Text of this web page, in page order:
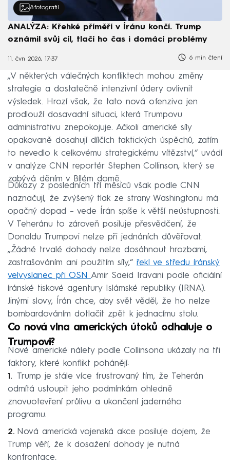
8 fotografií
ANALÝZA: Křehké příměří v Íránu končí. Trump
oznámil svůj cíl, tlačí ho čas i domácí problémy
11. čvn 2026, 17:37 6 min čtení
„V některých válečných konfliktech mohou změny
strategie a dostatečně intenzivní údery ovlivnit
výsledek. Hrozí však, že tato nová ofenziva jen
prodlouží dosavadní situaci, která Trumpovu
administrativu znepokojuje. Ačkoli americké síly
opakovaně dosahují dílčích taktických úspěchů, zatím
to nevedlo k celkovému strategickému vítězství,“ uvádí
v analýze CNN reportér Stephen Collinson, který se
zabývá děním v Bílém domě.
Důkazy z posledních tří měsíců však podle CNN
naznačují, že zvýšený tlak ze strany Washingtonu má
opačný dopad – vede Írán spíše k větší neústupnosti.
V Teheránu to zároveň posiluje přesvědčení, že
Donaldu Trumpovi nelze při jednáních důvěřovat.
„Žádné trvalé dohody nelze dosáhnout hrozbami,
zastrašováním ani použitím síly,“ řekl ve středu íránský
velvyslanec při OSN Amir Saeid Iravani podle oficiální
íránské tiskové agentury Islámské republiky (IRNA).
Jinými slovy, Írán chce, aby svět věděl, že ho nelze
bombardováním dotlačit zpět k jednacímu stolu.
Co nová vlna amerických útoků odhaluje o
Trumpovi?
Nové americké nálety podle Collinsona ukázaly na tři
faktory, které konflikt pohánějí:
Trump je stále více frustrovaný tím, že Teherán
odmítá ustoupit jeho podmínkám ohledně
znovuotevření průlivu a ukončení jaderného
programu.
Nová americká vojenská akce posiluje dojem, že
Trump věří, že k dosažení dohody je nutná
konfrontace.